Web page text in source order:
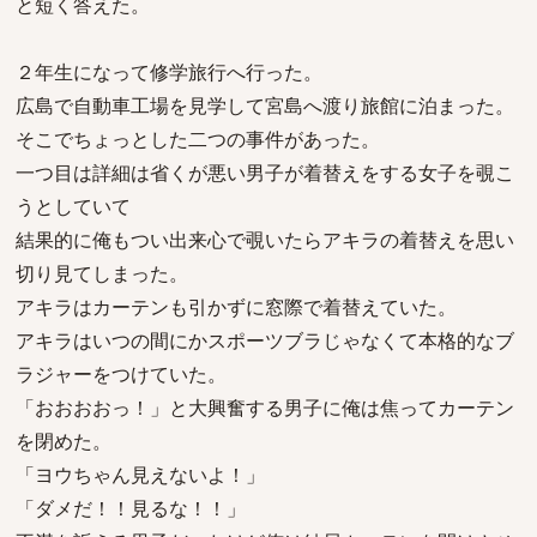
２年生になって修学旅行へ行った。
広島で自動車工場を見学して宮島へ渡り旅館に泊まった。
そこでちょっとした二つの事件があった。
一つ目は詳細は省くが悪い男子が着替えをする女子を覗こ
うとしていて
結果的に俺もつい出来心で覗いたらアキラの着替えを思い
切り見てしまった。
アキラはカーテンも引かずに窓際で着替えていた。
アキラはいつの間にかスポーツブラじゃなくて本格的なブ
ラジャーをつけていた。
「おおおおっ！」と大興奮する男子に俺は焦ってカーテン
を閉めた。
「ヨウちゃん見えないよ！」
「ダメだ！！見るな！！」